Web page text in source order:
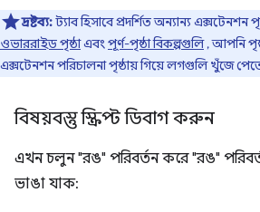
দ্রষ্টব্য:ট্যাব হিসাবে প্রদর্শিত অন্যান্য এক্সটেনশন
ওভাররাইড পৃষ্ঠাএবংপূর্ণ-পৃষ্ঠা বিকল্পগুলি, আপনি
এক্সটেনশন পরিচালনা পৃষ্ঠায় গিয়ে লগগুলি খুঁজে
বিষয়বস্তু স্ক্রিপ্ট ডিবাগ করুন
এখন চলুন "রঙ" পরিবর্তন করে "রঙ"
ভাঙা যাক: